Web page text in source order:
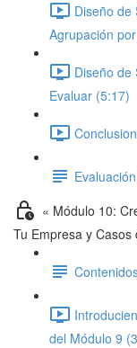
Diseño de
Agrupación
Diseño de
Evaluar (5:17)
« Módulo 10:
Tu Empresa y Casos
del Módulo 9